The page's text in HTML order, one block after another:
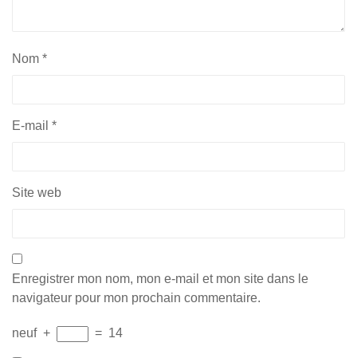
Nom *
E-mail *
Site web
Enregistrer mon nom, mon e-mail et mon site dans le
navigateur pour mon prochain commentaire.
neuf + = 14